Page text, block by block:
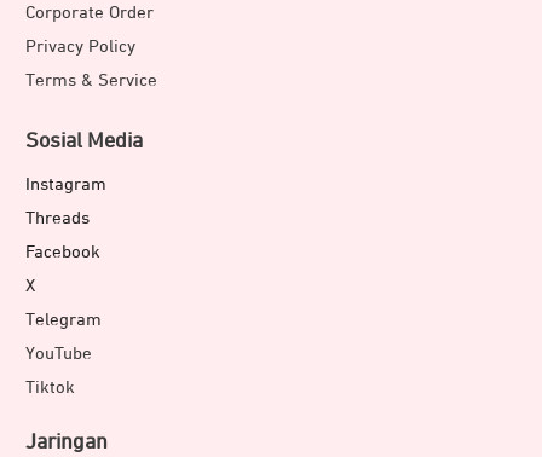
Corporate Order
Privacy Policy
Terms & Service
Sosial Media
Instagram
Threads
Facebook
X
Telegram
YouTube
Tiktok
Jaringan